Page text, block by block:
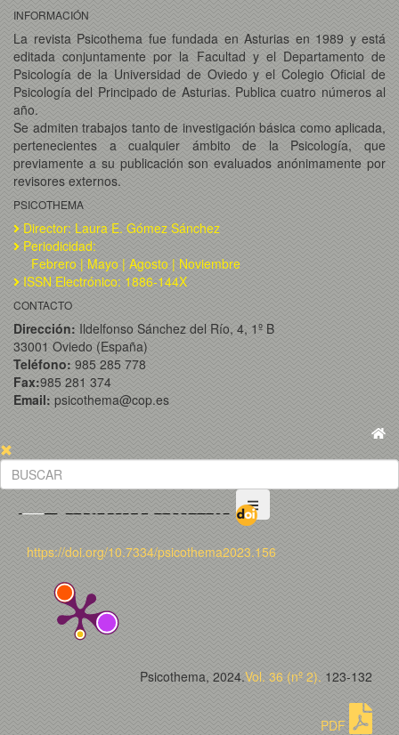
INFORMACIÓN
La revista Psicothema fue fundada en Asturias en 1989 y está
editada conjuntamente por la Facultad y el Departamento de
Psicología de la Universidad de Oviedo y el Colegio Oficial de
Psicología del Principado de Asturias. Publica cuatro números al
año.
Se admiten trabajos tanto de investigación básica como aplicada,
pertenecientes a cualquier ámbito de la Psicología, que
previamente a su publicación son evaluados anónimamente por
revisores externos.
PSICOTHEMA
Director: Laura E. Gómez Sánchez
Periodicidad:
Febrero | Mayo | Agosto | Noviembre
ISSN Electrónico: 1886-144X
CONTACTO
Dirección: Ildelfonso Sánchez del Río, 4, 1º B
33001 Oviedo (España)
Teléfono: 985 285 778
Fax:985 281 374
Email: psicothema@cop.es
https://doi.org/10.7334/psicothema2023.156
Psicothema, 2024.Vol. 36 (nº 2). 123-132
PDF